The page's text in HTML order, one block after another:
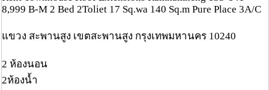
8,999 B-M 2 Bed 2Toliet 17 Sq.wa 140 Sq.m Pure Place 3A/C
แขวง สะพานสูง เขตสะพานสูง กรุงเทพมหานคร 10240
2 ห้องนอน
2ห้องน้ำ